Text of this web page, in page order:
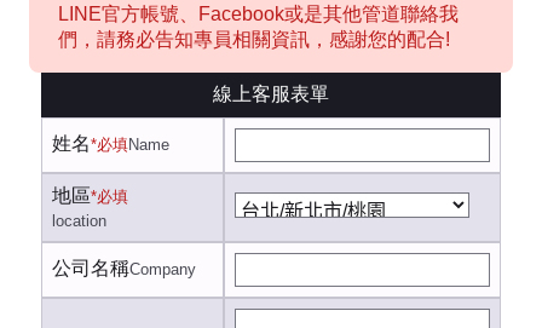
LINE官方帳號、Facebook或是其他管道聯絡我
們，請務必告知專員相關資訊，感謝您的配合!
線上客服表單
姓名*必填Name
地區*必填
location
公司名稱Company